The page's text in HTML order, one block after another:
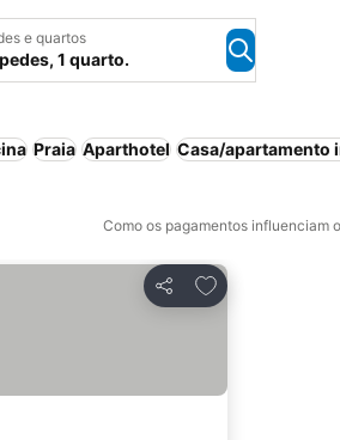
e quartos
1 quarto.
Praia Aparthotel Casa/apartamento
Como os pagamentos influenciam
Partilhar
Adicionar aos